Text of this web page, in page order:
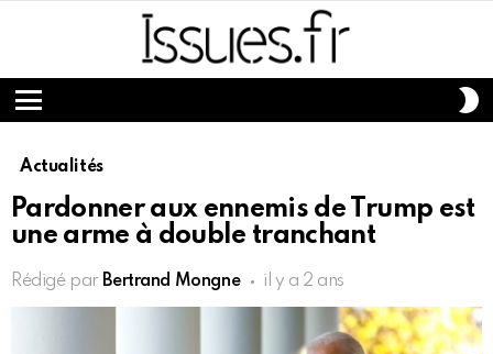
Menu
Actualités
Pardonner aux ennemis de Trump est
une arme à double tranchant
Rédigé par Bertrand Mongne il y a 2 ans